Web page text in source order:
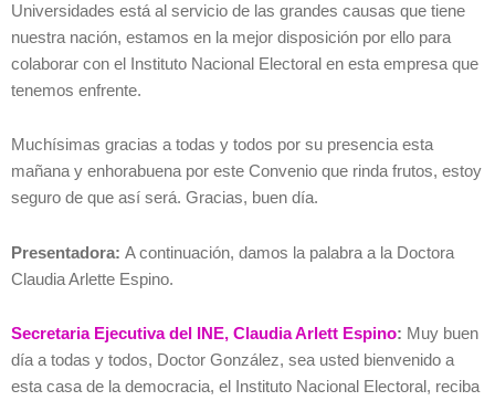
Universidades está al servicio de las grandes causas que tiene
nuestra nación, estamos en la mejor disposición por ello para
colaborar con el Instituto Nacional Electoral en esta empresa que
tenemos enfrente.
Muchísimas gracias a todas y todos por su presencia esta
mañana y enhorabuena por este Convenio que rinda frutos, estoy
seguro de que así será. Gracias, buen día.
Presentadora: A continuación, damos la palabra a la Doctora
Claudia Arlette Espino.
Secretaria Ejecutiva del INE, Claudia Arlett Espino: Muy buen
día a todas y todos, Doctor González, sea usted bienvenido a
esta casa de la democracia, el Instituto Nacional Electoral, reciba